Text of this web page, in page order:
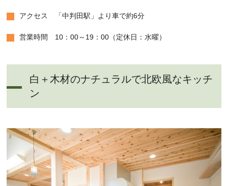
アクセス 「中判田駅」より車で約6分
営業時間 10：00～19：00（定休日：水曜）
白＋木材のナチュラルで北欧風なキッチ
ン